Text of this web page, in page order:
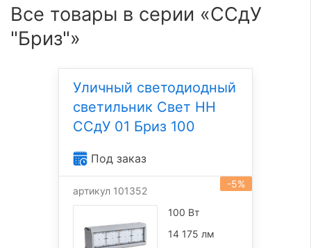
Все товары в серии «ССдУ
"Бриз"»
Уличный светодиодный
светильник Свет НН
ССдУ 01 Бриз 100
Под заказ
-5%
артикул 101352
100 Вт
14 175 лм